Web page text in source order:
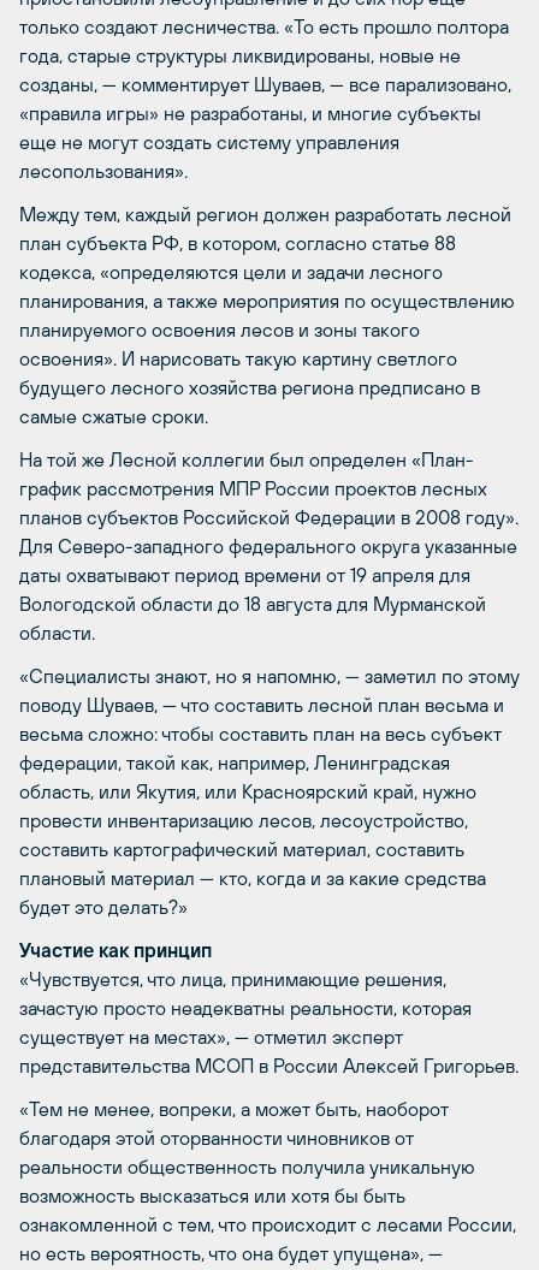
только создают лесничества. «То есть прошло полтора
года, старые структуры ликвидированы, новые не
созданы, — комментирует Шуваев, — все парализовано,
«правила игры» не разработаны, и многие субъекты
еще не могут создать систему управления
лесопользования».
Между тем, каждый регион должен разработать лесной
план субъекта РФ, в котором, согласно статье 88
кодекса, «определяются цели и задачи лесного
планирования, а также мероприятия по осуществлению
планируемого освоения лесов и зоны такого
освоения». И нарисовать такую картину светлого
будущего лесного хозяйства региона предписано в
самые сжатые сроки.
На той же Лесной коллегии был определен «План-
график рассмотрения МПР России проектов лесных
планов субъектов Российской Федерации в 2008 году».
Для Северо-западного федерального округа указанные
даты охватывают период времени от 19 апреля для
Вологодской области до 18 августа для Мурманской
области.
«Специалисты знают, но я напомню, — заметил по этому
поводу Шуваев, — что составить лесной план весьма и
весьма сложно: чтобы составить план на весь субъект
федерации, такой как, например, Ленинградская
область, или Якутия, или Красноярский край, нужно
провести инвентаризацию лесов, лесоустройство,
составить картографический материал, составить
плановый материал — кто, когда и за какие средства
будет это делать?»
Участие как принцип
«Чувствуется, что лица, принимающие решения,
зачастую просто неадекватны реальности, которая
существует на местах», — отметил эксперт
представительства МСОП в России Алексей Григорьев.
«Тем не менее, вопреки, а может быть, наоборот
благодаря этой оторванности чиновников от
реальности общественность получила уникальную
возможность высказаться или хотя бы быть
ознакомленной с тем, что происходит с лесами России,
но есть вероятность, что она будет упущена», —